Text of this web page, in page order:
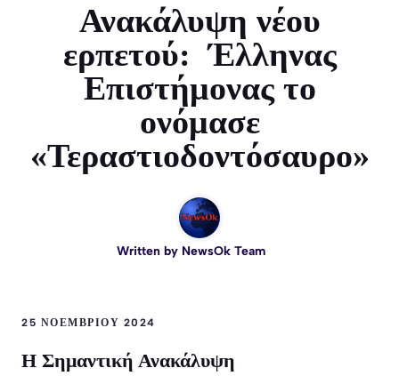
Ανακάλυψη νέου
ερπετού: Έλληνας
Επιστήμονας το
ονόμασε
«Τεραστιοδοντόσαυρο»
Written by NewsOk Team
25 ΝΟΕΜΒΡΊΟΥ 2024
Η Σημαντική Ανακάλυψη